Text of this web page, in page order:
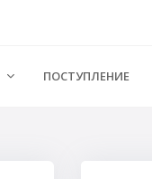
ПОСТУПЛЕНИЕ